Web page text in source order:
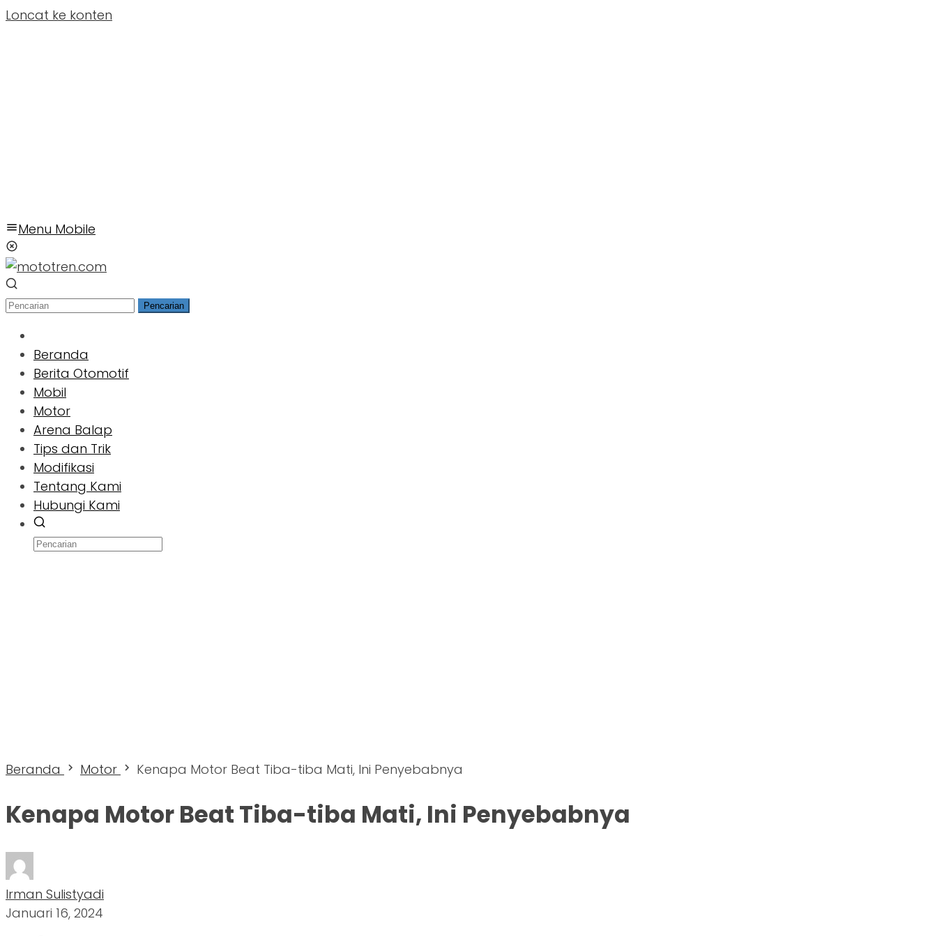
Loncat ke konten
Menu Mobile
Pencarian
Beranda
Berita Otomotif
Mobil
Motor
Arena Balap
Tips dan Trik
Modifikasi
Tentang Kami
Hubungi Kami
Beranda Motor Kenapa Motor Beat Tiba-tiba Mati, Ini Penyebabnya
Kenapa Motor Beat Tiba-tiba Mati, Ini Penyebabnya
Irman Sulistyadi
Januari 16, 2024